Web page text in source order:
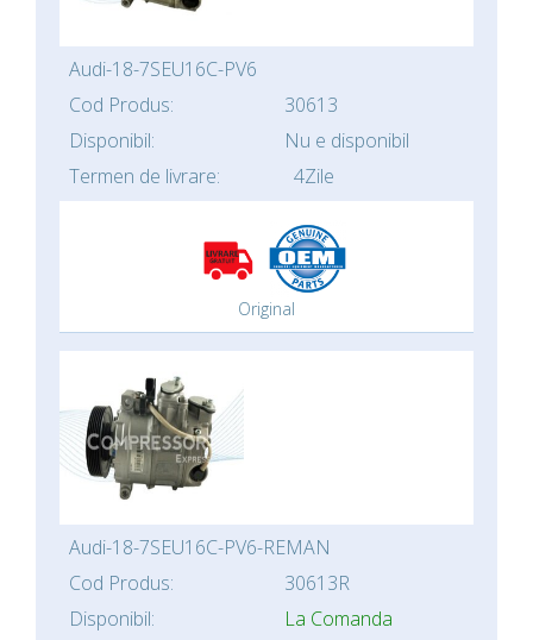
Audi-18-7SEU16C-PV6
Cod Produs:
30613
Disponibil:
Nu e disponibil
Termen de livrare:
4Zile
Original
Audi-18-7SEU16C-PV6-REMAN
Cod Produs:
30613R
Disponibil:
La Comanda